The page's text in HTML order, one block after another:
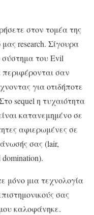
στον τομέα της
research. Σίγουρα
σύστημα του Evil
περιφέρονται σαν
για οτιδήποτε
sequel η τυχαιότητα
κατανεμημένο σε
αφιερωμένες σε
σας (lair,
domination).
μόνο μια τεχνολογία
σας
καλοφάνηκε.